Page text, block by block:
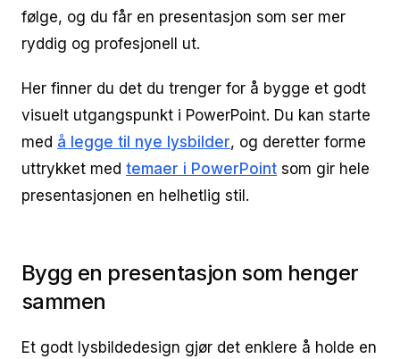
følge, og du får en presentasjon som ser mer
ryddig og profesjonell ut.
Her finner du det du trenger for å bygge et godt
visuelt utgangspunkt i PowerPoint. Du kan starte
med å legge til nye lysbilder, og deretter forme
uttrykket med temaer i PowerPoint som gir hele
presentasjonen en helhetlig stil.
Bygg en presentasjon som henger
sammen
Et godt lysbildedesign gjør det enklere å holde en